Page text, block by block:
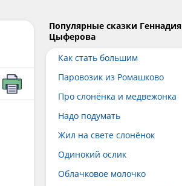
Популярные сказки Геннадия
Цыферова
Как стать большим
Паровозик из Ромашково
Про слонёнка и медвежонка
Надо подумать
Жил на свете слонёнок
Одинокий ослик
Облачковое молочко